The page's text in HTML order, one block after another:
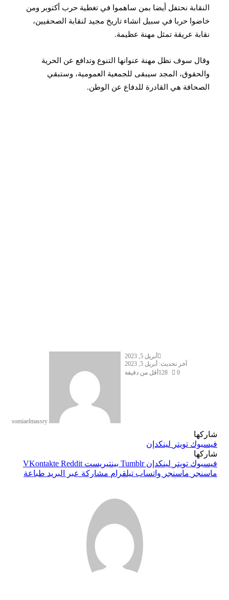
النقابة نحتفل أيضا بمن ساهموا في تغطية حرب أكتوبر ومن
خاضوا حربا في سبيل انشاء تاريخ مجيد لنقابة الصحفيين،
نقابة عريقة تمثل مهنة عظيمة.
وقال سوف نظل مهنة عنوانها التنوع وتدافع عن الحرية
والحقوق، المجد سيبقى للجمعية العمومية، وستبقي
الصحافة هي القادرة للدفاع عن الوطن.
somiaelmassry
أبريل 5, 2023
آخر تحديث: أبريل 5, 2023
0
128أقل من دقيقة
شاركها
فيسبوك تويتر لينكدإن
شاركها
فيسبوك تويتر لينكدإن بينتيريست
ماسنجر ماسنجر واتساب تيلقرام مشاركة عبر البريد طباعة